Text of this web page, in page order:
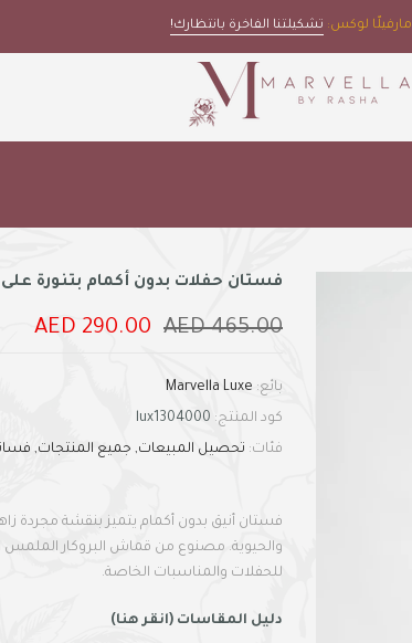
مارفيلّا لوكس: تشكيلتنا الفاخرة بانتظارك!
فستان حفلات بدون أكمام بتنورة
465.00 AED
290.00 AED
بائع: Marvella Luxe
كود المنتج: lux1304000
فئات: تحصيل المبيعات جميع المنتجات
فستان أنيق بدون أكمام يتميز بنقشة مجردة
والحيوية. مصنوع من قماش البروكار الملمس
للحفلات والمناسبات الخاصة.
دليل المقاسات (انقر هنا)